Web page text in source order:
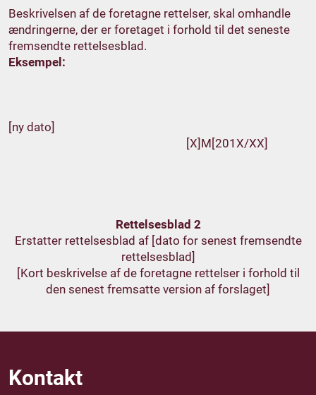
Beskrivelsen af de foretagne rettelser, skal omhandle
ændringerne, der er foretaget i forhold til det seneste
fremsendte rettelsesblad.
Eksempel:
[ny dato]
[X]M[201X/XX]
Rettelsesblad 2
Erstatter rettelsesblad af [dato for senest fremsendte
rettelsesblad]
[Kort beskrivelse af de foretagne rettelser i forhold til
den senest fremsatte version af forslaget]
Kontakt